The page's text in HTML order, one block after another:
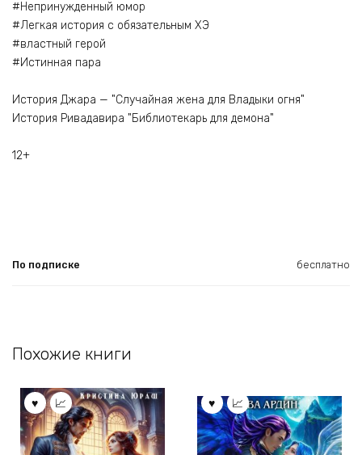
#Непринужденный юмор
#Легкая история с обязательным ХЭ
#властный герой
#Истинная пара
История Джара — "Случайная жена для Владыки огня"
История Ривадавира "Библиотекарь для демона"
12+
По подписке бесплатно
Похожие книги